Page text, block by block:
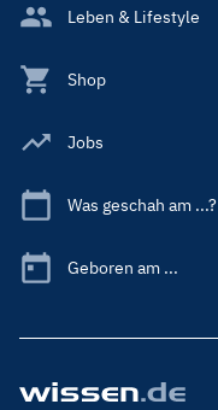
Leben & Lifestyle
Shop
Jobs
Was geschah am ...?
Geboren am ...